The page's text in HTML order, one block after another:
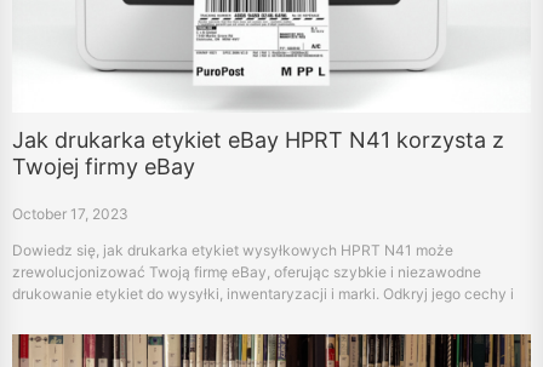
Jak drukarka etykiet eBay HPRT N41 korzysta z
Twojej firmy eBay
October 17, 2023
Dowiedz się, jak drukarka etykiet wysyłkowych HPRT N41 może
zrewolucjonizować Twoją firmę eBay, oferując szybkie i niezawodne
drukowanie etykiet do wysyłki, inwentaryzacji i marki. Odkryj jego cechy i